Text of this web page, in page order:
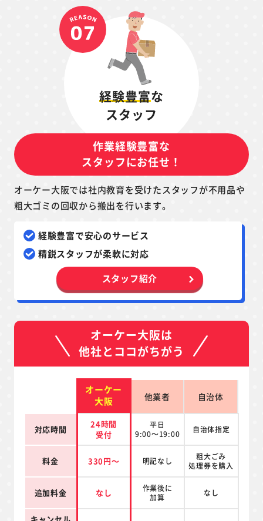
経験豊富な
スタッフ
作業経験豊富な
スタッフにお任せ！
オーケー大阪では社内教育を受けたスタッフが不用品や
粗大ゴミの回収から搬出を行います。
経験豊富で安心のサービス
精鋭スタッフが柔軟に対応
スタッフ紹介
オーケー大阪は
他社とココがちがう
オーケー
大阪
他業者 自治体
対応時間
24時間
受付
平日
9:00～19:00
自治体指定
料金 330円～ 明記なし
粗大ごみ
処理券を購入
追加料金 なし
作業後に
加算
なし